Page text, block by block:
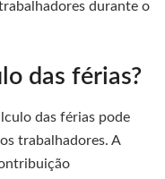
durante o
das férias?
das férias pode
trabalhadores. A